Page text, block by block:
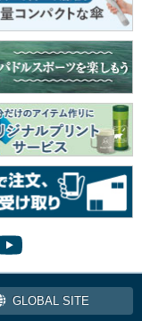
GLOBAL SITE